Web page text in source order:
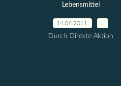
Lebensmittel
14.06.2011
Durch Direkte Aktion